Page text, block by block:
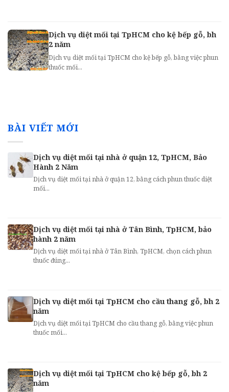
Dịch vụ diệt mối tại TpHCM cho kệ bếp gỗ, bh
2 năm
Dịch vụ diệt mối tại TpHCM cho kệ bếp gỗ, bằng việc phun
thuốc mối...
BÀI VIẾT MỚI
Dịch vụ diệt mối tại nhà ở quận 12, TpHCM, Bảo
Hành 2 Năm
Dịch vụ diệt mối tại nhà ở quận 12, bằng cách phun thuốc diệt
mối...
Dịch vụ diệt mối tại nhà ở Tân Bình, TpHCM, bảo
hành 2 năm
Dịch vụ diệt mối tại nhà ở Tân Bình, TpHCM, chọn cách phun
thuốc đúng...
Dịch vụ diệt mối tại TpHCM cho cầu thang gỗ, bh 2
năm
Dịch vụ diệt mối tại TpHCM cho cầu thang gỗ, bằng việc phun
thuốc mối...
Dịch vụ diệt mối tại TpHCM cho kệ bếp gỗ, bh 2
năm